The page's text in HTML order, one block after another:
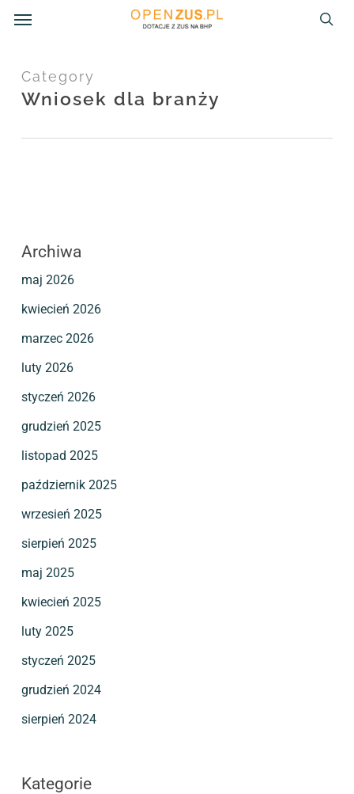
Skip
contentCategory
Wniosek dla branży
Archiwa
maj 2026
kwiecień 2026
marzec 2026
luty 2026
styczeń 2026
grudzień 2025
listopad 2025
październik 2025
wrzesień 2025
sierpień 2025
maj 2025
kwiecień 2025
luty 2025
styczeń 2025
grudzień 2024
sierpień 2024
Kategorie